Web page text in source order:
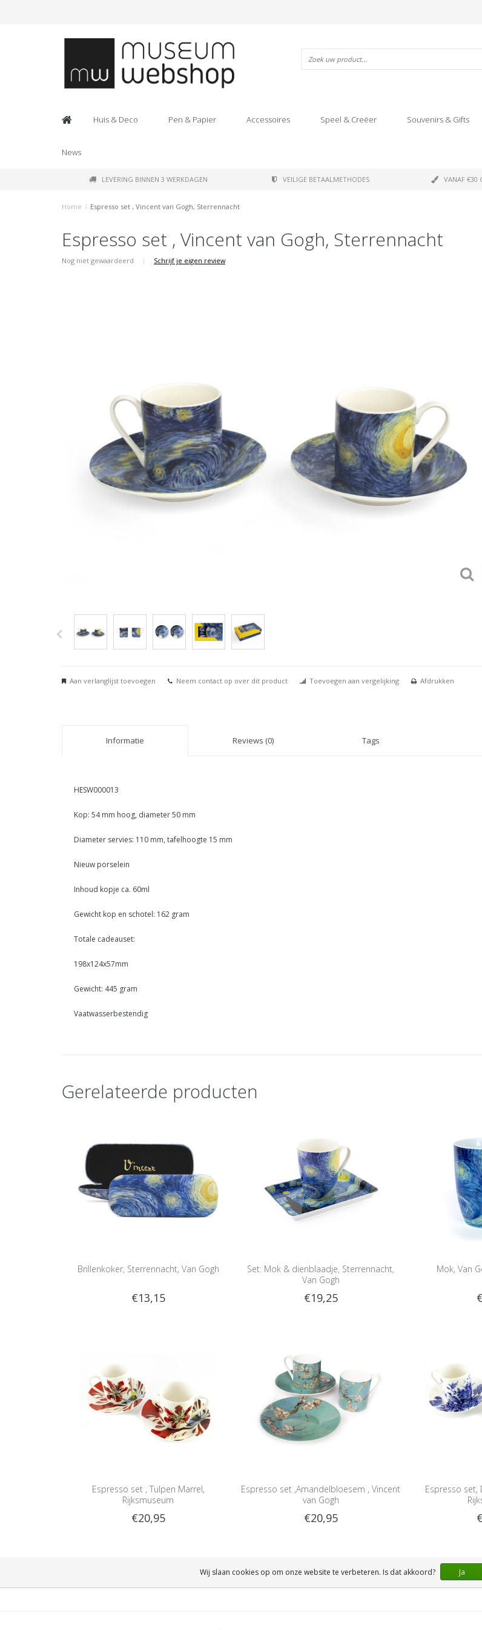
Huis & Deco Pen & Papier Accessoires Speel & Creëer Souvenirs & Gifts
News
LEVERING BINNEN 3 WERKDAGEN VEILIGE BETAALMETHODES VANAF €30
Home / Espresso set , Vincent van Gogh, Sterrennacht
Espresso set , Vincent van Gogh, Sterrennacht
Nog niet gewaardeerd | Schrijf je eigen review
Aan verlanglijst toevoegen Neem contact op over dit product Toevoegen aan vergelijking Afdrukken
Informatie Reviews (0) Tags
HESW000013
Kop: 54 mm hoog, diameter 50 mm
Diameter servies: 110 mm, tafelhoogte 15 mm
Nieuw porselein
Inhoud kopje ca. 60ml
Gewicht kop en schotel: 162 gram
Totale cadeauset:
198x124x57mm
Gewicht: 445 gram
Vaatwasserbestendig
Gerelateerde producten
Brillenkoker, Sterrennacht, Van Gogh
€13,15
Set: Mok & dienblaadje, Sterrennacht,
Van Gogh
€19,25
Mok, Van
Espresso set , Tulpen Marrel,
Rijksmuseum
€20,95
Espresso set ,Amandelbloesem , Vincent
van Gogh
€20,95
Espresso set,
Wij slaan cookies op om onze website te verbeteren. Is dat akkoord? Ja